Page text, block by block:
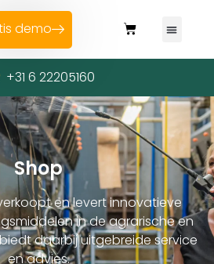
demo
+31 6 22205160
Shop
en levert innovatieve
in de agrarische en
daarbij uitgebreide service
en advies.